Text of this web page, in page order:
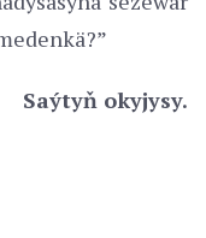
Saýtyň okyjysy.